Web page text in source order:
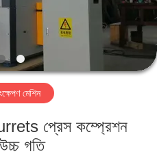
মেশিন
প্রেস কম্প্রেশন
গতি